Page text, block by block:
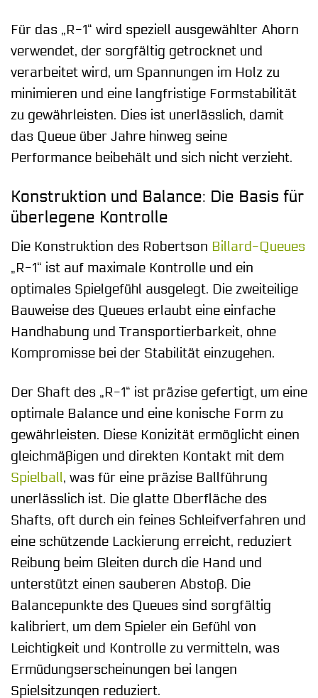
Für das „R-1“ wird speziell ausgewählter Ahorn
verwendet, der sorgfältig getrocknet und
verarbeitet wird, um Spannungen im Holz zu
minimieren und eine langfristige Formstabilität
zu gewährleisten. Dies ist unerlässlich, damit
das Queue über Jahre hinweg seine
Performance beibehält und sich nicht verzieht.
Konstruktion und Balance: Die Basis für
überlegene Kontrolle
Die Konstruktion des Robertson Billard-Queues
„R-1“ ist auf maximale Kontrolle und ein
optimales Spielgefühl ausgelegt. Die zweiteilige
Bauweise des Queues erlaubt eine einfache
Handhabung und Transportierbarkeit, ohne
Kompromisse bei der Stabilität einzugehen.
Der Shaft des „R-1“ ist präzise gefertigt, um eine
optimale Balance und eine konische Form zu
gewährleisten. Diese Konizität ermöglicht einen
gleichmäßigen und direkten Kontakt mit dem
Spielball, was für eine präzise Ballführung
unerlässlich ist. Die glatte Oberfläche des
Shafts, oft durch ein feines Schleifverfahren und
eine schützende Lackierung erreicht, reduziert
Reibung beim Gleiten durch die Hand und
unterstützt einen sauberen Abstoß. Die
Balancepunkte des Queues sind sorgfältig
kalibriert, um dem Spieler ein Gefühl von
Leichtigkeit und Kontrolle zu vermitteln, was
Ermüdungserscheinungen bei langen
Spielsitzungen reduziert.